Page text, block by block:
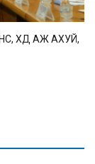
ХӨДӨӨ АЖ АХУЙ,